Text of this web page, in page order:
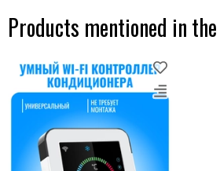
Products mentioned in